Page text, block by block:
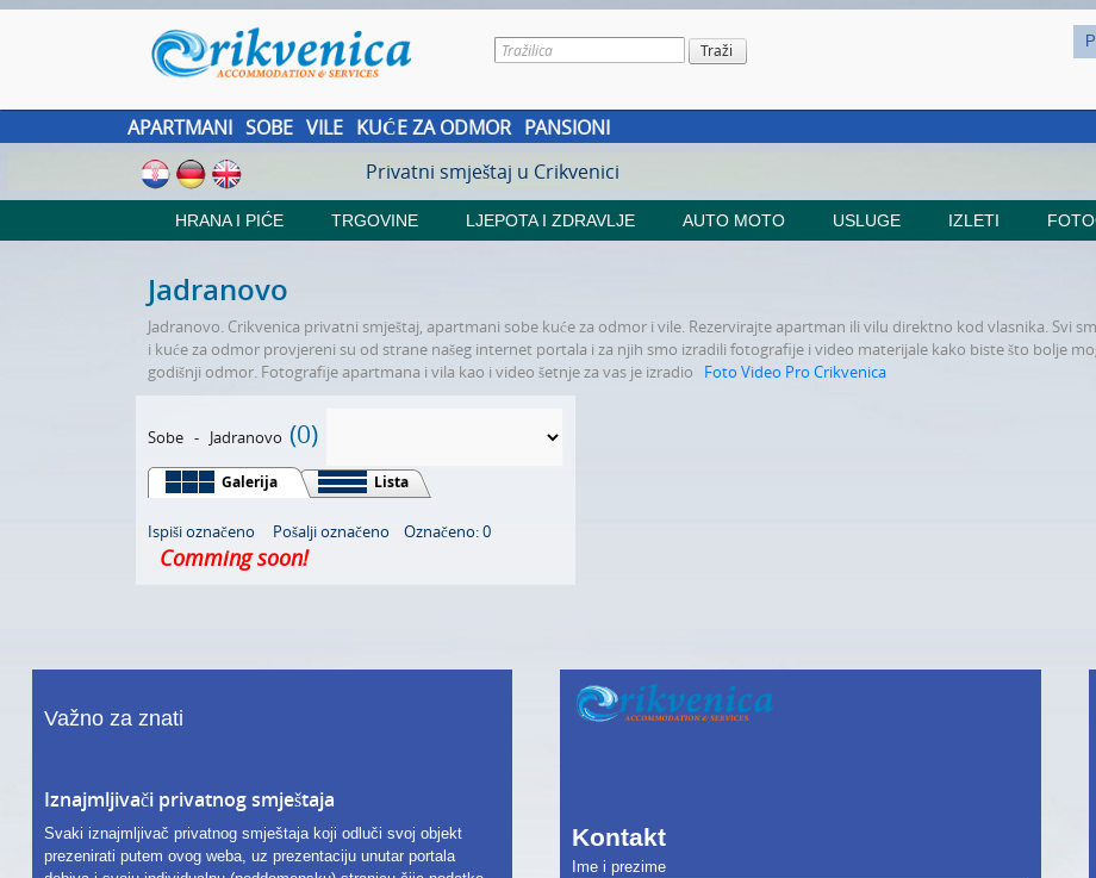
APARTMANI SOBE VILE KUĆE ZA ODMOR PANSIONI
Privatni smještaj u Crikvenici
HRANA I PIĆE TRGOVINE LJEPOTA I ZDRAVLJE AUTO MOTO USLUGE IZLETI
Jadranovo
Jadranovo. Crikvenica privatni smještaj, apartmani sobe kuće za odmor i vile. Rezervirajte apartman ili vilu direktno kod vlasnika. Svi
i kuće za odmor provjereni su od strane našeg internet portala i za njih smo izradili fotografije i video materijale kako biste što bolje
godišnji odmor. Fotografije apartmana i vila kao i video šetnje za vas je izradio
Foto Video Pro Crikvenica
Sobe- Jadranovo (0)
Galerija Lista
Ispiši označeno Pošalji označeno Označeno: 0
Comming soon!
Važno za znati
Iznajmljivači privatnog smještaja
Svaki iznajmljivač privatnog smještaja koji odluči svoj objekt
prezenirati putem ovog weba, uz prezentaciju unutar portala
Kontakt
Ime i prezime